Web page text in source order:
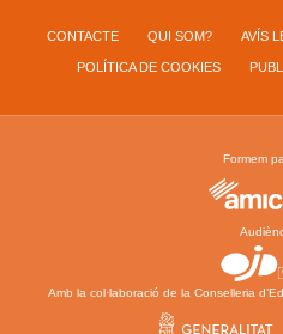
CONTACTE QUI SOM? AVÍS
POLÍTICA DE COOKIES
Formem
Amb la col·laboració de la Conselleria